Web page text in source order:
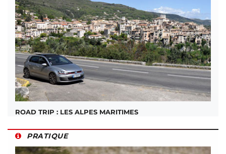
ROAD TRIP : LES ALPES MARITIMES
PRATIQUE